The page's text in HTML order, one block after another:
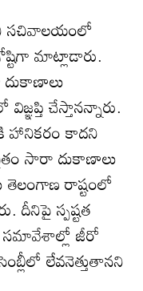
సచివాలయంలో
మాట్లాడారు.
చేస్తానన్నారు.
హానికరం కాదని
సారా దుకాణాలు
తెలంగాణ రాష్టంలో
దీనిపై స్పష్టత
సమావేశాల్లో జీరో
లేవనెత్తుతానని